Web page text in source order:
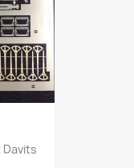
Davits